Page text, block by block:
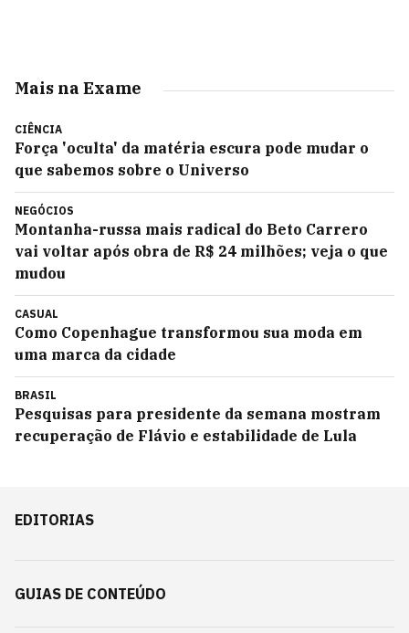
Mais na Exame
CIÊNCIA
Força 'oculta' da matéria escura pode mudar o
que sabemos sobre o Universo
NEGÓCIOS
Montanha-russa mais radical do Beto Carrero
vai voltar após obra de R$ 24 milhões; veja o que
mudou
CASUAL
Como Copenhague transformou sua moda em
uma marca da cidade
BRASIL
Pesquisas para presidente da semana mostram
recuperação de Flávio e estabilidade de Lula
EDITORIAS
GUIAS DE CONTEÚDO